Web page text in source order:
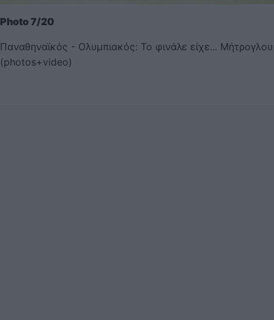
Photo 7/20
Παναθηναϊκός - Ολυμπιακός: Το φινάλε είχε... Μήτρογλου
(photos+video)